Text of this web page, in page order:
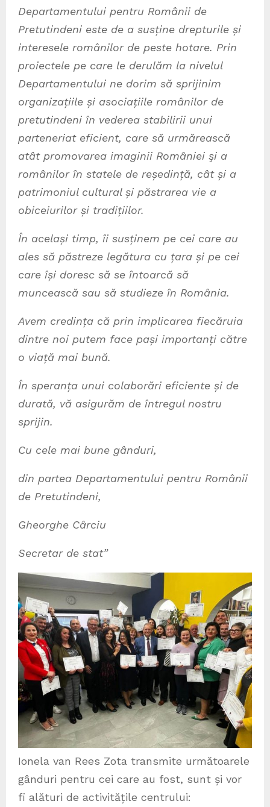
Departamentului pentru Românii de
Pretutindeni este de a susține drepturile și
interesele românilor de peste hotare. Prin
proiectele pe care le derulăm la nivelul
Departamentului ne dorim să sprijinim
organizațiile și asociațiile românilor de
pretutindeni în vederea stabilirii unui
parteneriat eficient, care să urmărească
atât promovarea imaginii României şi a
românilor în statele de reședință, cât și a
patrimoniul cultural și păstrarea vie a
obiceiurilor și tradițiilor.
În același timp, îi susținem pe cei care au
ales să păstreze legătura cu țara și pe cei
care își doresc să se întoarcă să
muncească sau să studieze în România.
Avem credința că prin implicarea fiecăruia
dintre noi putem face pași importanți către
o viață mai bună.
În speranța unui colaborări eficiente și de
durată, vă asigurăm de întregul nostru
sprijin.
Cu cele mai bune gânduri,
din partea Departamentului pentru Românii
de Pretutindeni,
Gheorghe Cârciu
Secretar de stat”
Ionela van Rees Zota transmite următoarele
gânduri pentru cei care au fost, sunt și vor
fi alături de activitățile centrului: